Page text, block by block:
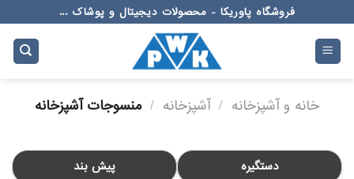
to
content
فروشگاه پاوریکا - محصولات دیجیتال و پوشاک ...
خانه و آشپزخانه / آشپزخانه / منسوجات آشپزخانه
پیش بند
دستگیره